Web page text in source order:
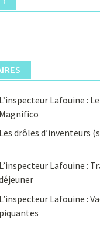
L’inspecteur Lafouine :
Magnifico
Les drôles d’inventeurs
L’inspecteur Lafouine :
L’inspecteur Lafouine :
piquantes